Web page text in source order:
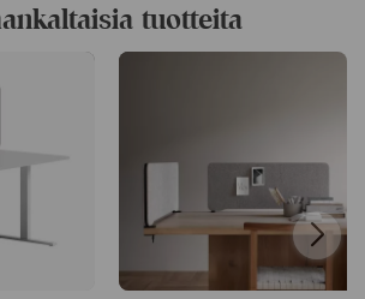
Salsa 61 - Tummansininen
tuotteita